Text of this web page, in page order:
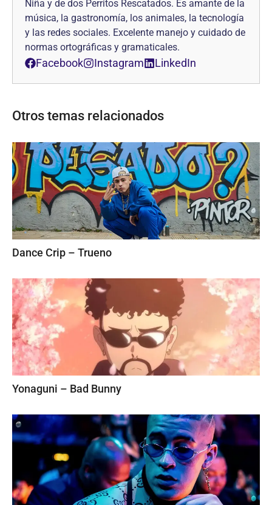
Niña y de dos Perritos Rescatados. Es amante de la
música, la gastronomía, los animales, la tecnología
y las redes sociales. Excelente manejo y cuidado de
normas ortográficas y gramaticales.
Facebook Instagram LinkedIn
Otros temas relacionados
Dance Crip – Trueno
Yonaguni – Bad Bunny